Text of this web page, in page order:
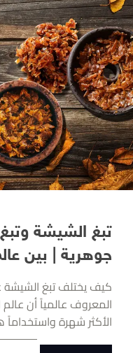
تبغ الشيشة وتبغ
جوهرية | بين
كيف يختلف تبغ الشيشة عن
المعروف عالمياً أن عالم
الأكثر شهرة واستخداماً هما